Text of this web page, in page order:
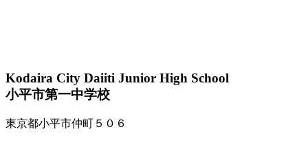
Kodaira City Daiiti Junior High School
小平市第一中学校
東京都小平市仲町５０６